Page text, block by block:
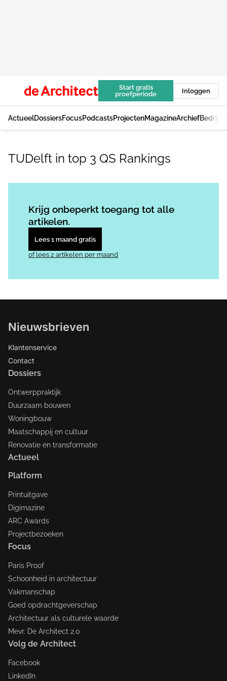
Start gratis
proefperiode
Inloggen
ActueelDossiersFocusPodcastsProjectenMagazineArchief
TUDelft in top 3 QS Rankings
Krijg onbeperkt toegang tot alle
artikelen.
Lees 1 maand gratis
of lees 2 artikelen per maand
Nieuwsbrieven
Klantenservice
Contact
Dossiers
Ontwerppraktijk
Duurzaam bouwen
Woningbouw
Maatschappij en cultuur
Renovatie en transformatie
Actueel
Platform
Printuitgave
Digimazine
ARC Awards
Projectbezoeken
Focus
Paris Proof
Schoonheid in architectuur
Vakmanschap
Goed opdrachtgeverschap
Architectuur als culturele waarde
Mevr. De Architect 2.0
Volg de Architect
Facebook
LinkedIn